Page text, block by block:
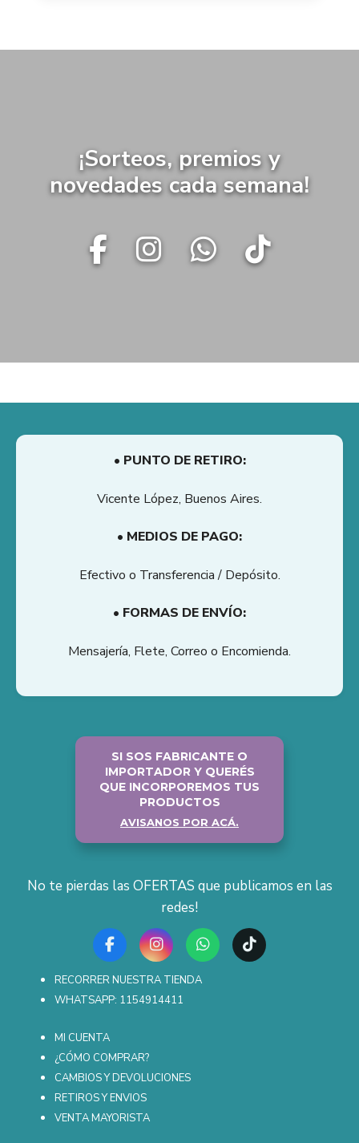
¡Sorteos, premios y
novedades cada semana!
• PUNTO DE RETIRO:
Vicente López, Buenos Aires.
• MEDIOS DE PAGO:
Efectivo o Transferencia / Depósito.
• FORMAS DE ENVÍO:
Mensajería, Flete, Correo o Encomienda.
SI SOS FABRICANTE O
IMPORTADOR Y QUERÉS
QUE INCORPOREMOS TUS
PRODUCTOS
AVISANOS POR ACÁ.
No te pierdas las OFERTAS que publicamos en las
redes!
RECORRER NUESTRA TIENDA
WHATSAPP: 1154914411
MI CUENTA
¿CÓMO COMPRAR?
CAMBIOS Y DEVOLUCIONES
RETIROS Y ENVIOS
VENTA MAYORISTA